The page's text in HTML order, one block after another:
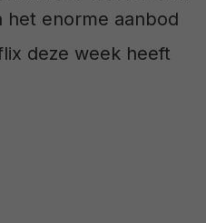
deze week heeft